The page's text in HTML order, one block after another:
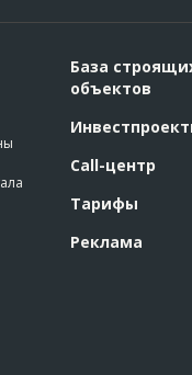
База
объектов
Call-центр
Тарифы
Реклама